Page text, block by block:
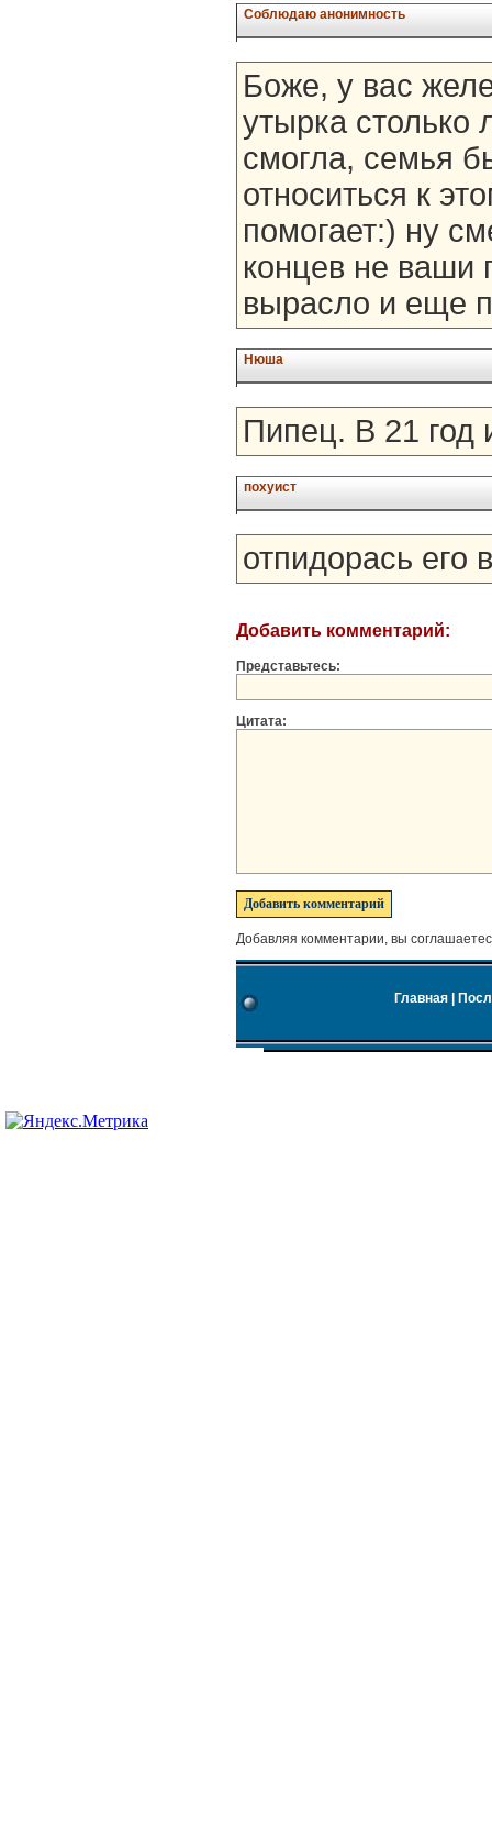
Соблюдаю анонимность
Боже, у вас
утырка столько
смогла, семья
относиться к
помогает:) ну
концев не ваши
вырасло и еще
Нюша
Пипец. В 21 год
похуист
отпидорась его
Добавить комментарий:
Представьтесь:
Цитата:
Добавляя комментарии, вы
Главная|